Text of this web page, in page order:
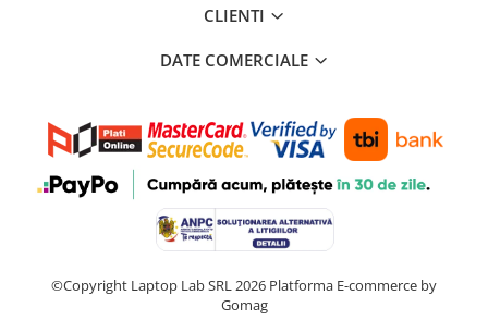
CLIENTI
DATE COMERCIALE
©Copyright Laptop Lab SRL 2026 Platforma E-commerce by
Gomag